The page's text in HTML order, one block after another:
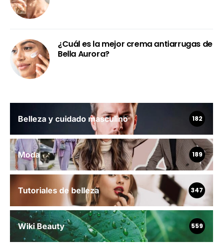
¿Cuál es la mejor crema antiarrugas de
Bella Aurora?
Belleza y cuidado masculino 182
Moda 189
Tutoriales de belleza 347
Wiki Beauty 559